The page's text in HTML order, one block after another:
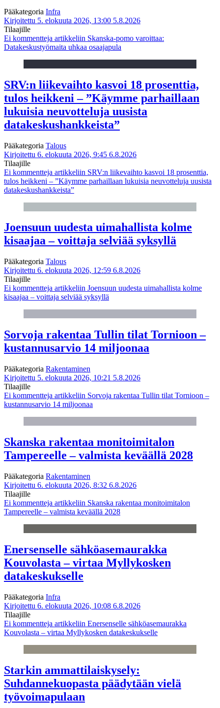
Pääkategoria Infra
Kirjoitettu 5. elokuuta 2026, 13:00 5.8.2026
Tilaajille
Ei kommentteja artikkeliin Skanska-pomo varoittaa:
Datakeskustyömaita uhkaa osaajapula
SRV:n liikevaihto kasvoi 18 prosenttia,
tulos heikkeni – ”Käymme parhaillaan
lukuisia neuvotteluja uusista
datakeskushankkeista”
Pääkategoria Talous
Kirjoitettu 6. elokuuta 2026, 9:45 6.8.2026
Tilaajille
Ei kommentteja artikkeliin SRV:n liikevaihto kasvoi 18 prosenttia,
tulos heikkeni – ”Käymme parhaillaan lukuisia neuvotteluja uusista
datakeskushankkeista”
Joensuun uudesta uimahallista kolme
kisaajaa – voittaja selviää syksyllä
Pääkategoria Talous
Kirjoitettu 6. elokuuta 2026, 12:59 6.8.2026
Tilaajille
Ei kommentteja artikkeliin Joensuun uudesta uimahallista kolme
kisaajaa – voittaja selviää syksyllä
Sorvoja rakentaa Tullin tilat Tornioon –
kustannusarvio 14 miljoonaa
Pääkategoria Rakentaminen
Kirjoitettu 5. elokuuta 2026, 10:21 5.8.2026
Tilaajille
Ei kommentteja artikkeliin Sorvoja rakentaa Tullin tilat Tornioon –
kustannusarvio 14 miljoonaa
Skanska rakentaa monitoimitalon
Tampereelle – valmista keväällä 2028
Pääkategoria Rakentaminen
Kirjoitettu 6. elokuuta 2026, 8:32 6.8.2026
Tilaajille
Ei kommentteja artikkeliin Skanska rakentaa monitoimitalon
Tampereelle – valmista keväällä 2028
Enersenselle sähköasemaurakka
Kouvolasta – virtaa Myllykosken
datakeskukselle
Pääkategoria Infra
Kirjoitettu 6. elokuuta 2026, 10:08 6.8.2026
Tilaajille
Ei kommentteja artikkeliin Enersenselle sähköasemaurakka
Kouvolasta – virtaa Myllykosken datakeskukselle
Starkin ammattilaiskysely:
Suhdannekuopasta päädytään vielä
työvoimapulaan